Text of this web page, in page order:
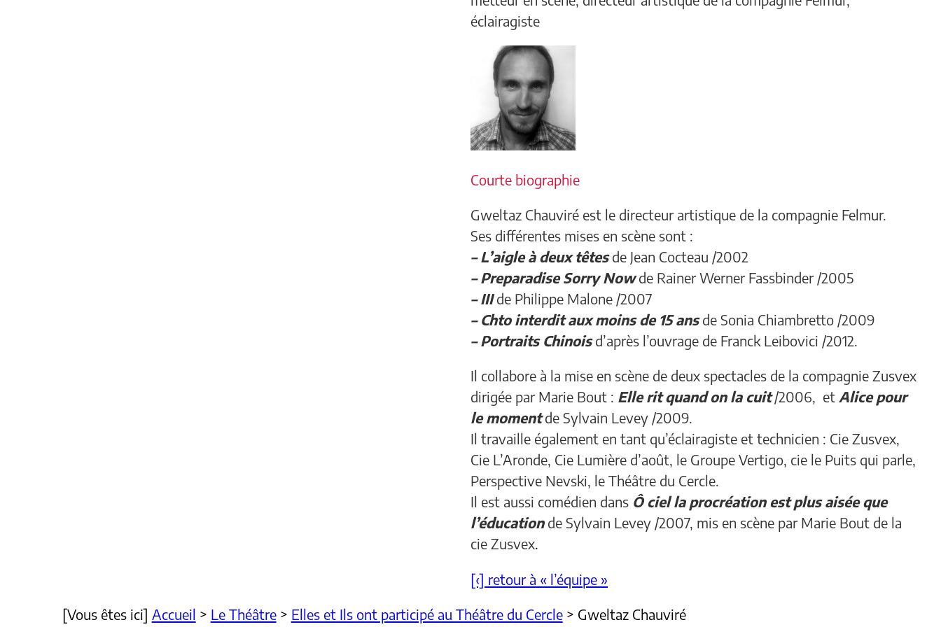
éclairagiste
Courte biographie
Gweltaz Chauviré est le directeur artistique de la compagnie Felmur.
Ses différentes mises en scène sont :
– L’aigle à deux têtesde Jean Cocteau /2002
– Preparadise Sorry Nowde Rainer Werner Fassbinder /2005
– IIIde Philippe Malone /2007
– Chto interdit aux moins de 15 ans de Sonia Chiambretto /2009
– Portraits Chinois d’après l’ouvrage de Franck Leibovici /2012.
Il collabore à la mise en scène de deux spectacles de la compagnie Zusvex
dirigée par Marie Bout : Elle rit quand on la cuit/2006, et Alice pour
le momentde Sylvain Levey /2009.
Il travaille également en tant qu’éclairagiste et technicien : Cie Zusvex,
Cie L’Aronde, Cie Lumière d’août, le Groupe Vertigo, cie le Puits qui parle,
Perspective Nevski, le Théâtre du Cercle.
Il est aussi comédien dans Ô ciel la procréation est plus aisée que
l’éducation de Sylvain Levey /2007, mis en scène par Marie Bout de la
cie Zusvex.
[‹] retour à « l’équipe »
[Vous êtes ici] Accueil > Le Théâtre> Elles et Ils ont participé au Théâtre du Cercle> Gweltaz Chauviré